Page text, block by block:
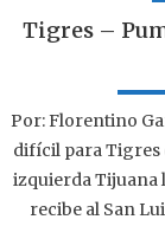
Tigres –
Por: Florentino
difícil para Tigres
izquierda Tijuana
recibe al San